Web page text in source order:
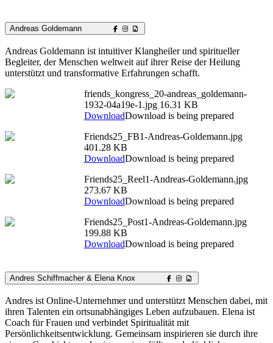
Andreas Goldemann
Andreas Goldemann ist intuitiver Klangheiler und spiritueller
Begleiter, der Menschen weltweit auf ihrer Reise der Heilung
unterstützt und transformative Erfahrungen schafft.
friends_kongress_20-andreas_goldemann-
1932-04a19e-1.jpg 16.31 KB
DownloadDownload is being prepared
Friends25_FB1-Andreas-Goldemann.jpg
401.28 KB
DownloadDownload is being prepared
Friends25_Reel1-Andreas-Goldemann.jpg
273.67 KB
DownloadDownload is being prepared
Friends25_Post1-Andreas-Goldemann.jpg
199.88 KB
DownloadDownload is being prepared
Andres Schiffmacher & Elena Knox
Andres ist Online-Unternehmer und unterstützt Menschen dabei, mit
ihren Talenten ein ortsunabhängiges Leben aufzubauen. Elena ist
Coach für Frauen und verbindet Spiritualität mit
Persönlichkeitsentwicklung. Gemeinsam inspirieren sie durch ihre